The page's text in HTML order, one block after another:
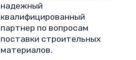
надежный
квалифицированный
партнер по вопросам
поставки строительных
материалов.